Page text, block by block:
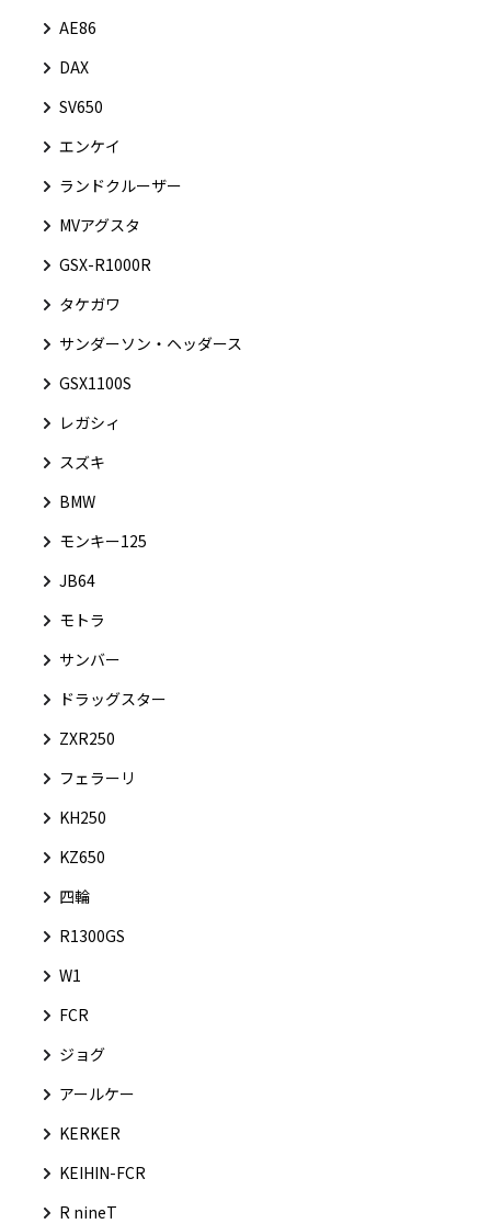
AE86
DAX
SV650
エンケイ
ランドクルーザー
MVアグスタ
GSX-R1000R
タケガワ
サンダーソン・ヘッダース
GSX1100S
レガシィ
スズキ
BMW
モンキー125
JB64
モトラ
サンバー
ドラッグスター
ZXR250
フェラーリ
KH250
KZ650
四輪
R1300GS
W1
FCR
ジョグ
アールケー
KERKER
KEIHIN-FCR
R nineT